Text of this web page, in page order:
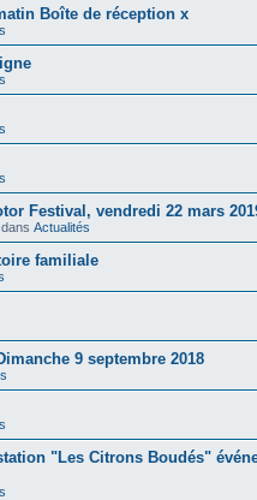
Boîte de réception x
Festival, vendredi 22 mars
dansActualités
familiale
9 septembre 2018
"Les Citrons Boudés"